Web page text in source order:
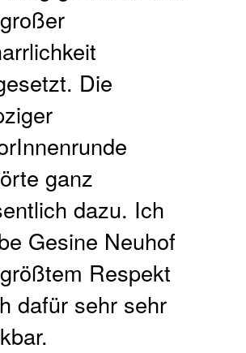
Die
ganz
dazu. Ich
Gesine Neuhof
Respekt
dafür sehr sehr